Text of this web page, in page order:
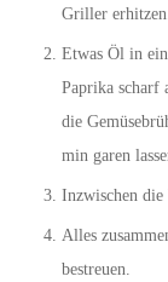
Griller
Etwas Öl in
Paprika scharf
die
min garen
Inzwischen
Alles
bestreuen.